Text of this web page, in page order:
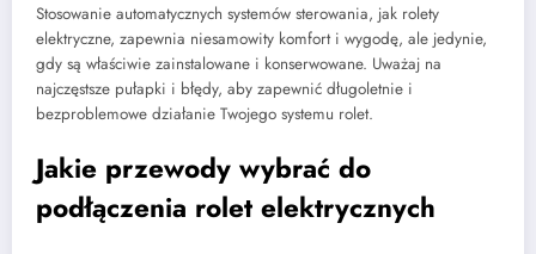
Stosowanie automatycznych systemów sterowania, jak rolety
elektryczne, zapewnia niesamowity komfort i wygodę, ale jedynie,
gdy są właściwie zainstalowane i konserwowane. Uważaj na
najczęstsze pułapki i błędy, aby zapewnić długoletnie i
bezproblemowe działanie Twojego systemu rolet.
Jakie przewody wybrać do
podłączenia rolet elektrycznych